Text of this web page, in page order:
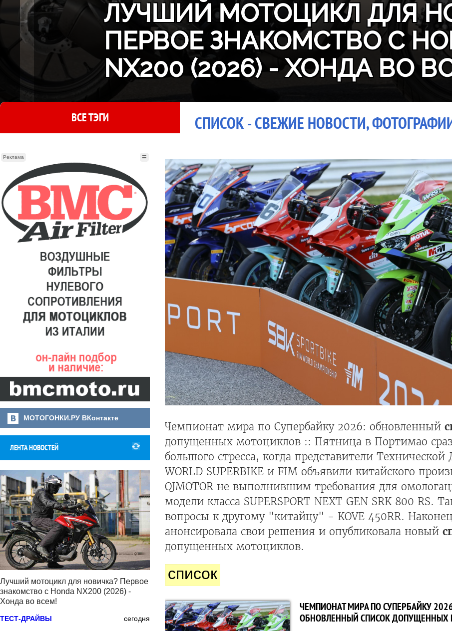
ЛУЧШИЙ МОТОЦИКЛ ДЛЯ
ПЕРВОЕ ЗНАКОМСТВО С
NX200 (2026) - ХОНДА ВО
ВСЕ ТЭГИ СПИСОК - СВЕЖИЕ НОВОСТИ,
Реклама ☰
МОТОГОНКИ.РУ ВКонтакте
ЛЕНТА НОВОСТЕЙ
Лучший мотоцикл для новичка? Первое
знакомство с Honda NX200 (2026) -
Хонда во всем!
ТЕСТ-ДРАЙВЫ сегодня
Чемпионат мира по Супербайку 2026: обновленный
допущенных мотоциклов :: Пятница в Портимао
большого стресса, когда представители
WORLD SUPERBIKE и FIM объявили китайского
QJMOTOR не выполнившим требования для
модели класса SUPERSPORT NEXT GEN SRK 800 RS.
вопросы к другому "китайцу" - KOVE 450RR.
анонсировала свои решения и опубликовала новый
допущенных мотоциклов.
список
ЧЕМПИОНАТ МИРА ПО СУПЕРБАЙКУ
ОБНОВЛЕННЫЙ СПИСОК ДОПУЩЕННЫХ